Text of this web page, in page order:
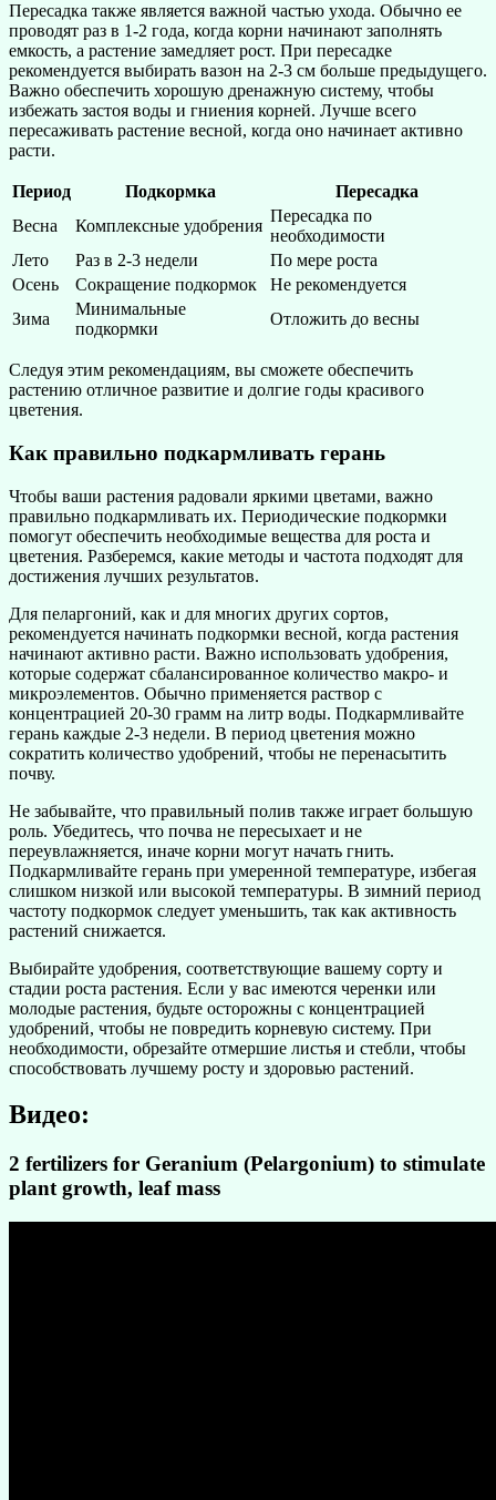
Пересадка также является важной частью ухода. Обычно ее
проводят раз в 1-2 года, когда корни начинают заполнять
емкость, а растение замедляет рост. При пересадке
рекомендуется выбирать вазон на 2-3 см больше предыдущего.
Важно обеспечить хорошую дренажную систему, чтобы
избежать застоя воды и гниения корней. Лучше всего
пересаживать растение весной, когда оно начинает активно
расти.
Период Подкормка
Пересадка
Весна
Комплексные удобрения
Пересадка по
необходимости
Лето
Раз в 2-3 недели
По мере роста
Осень
Сокращение подкормок
Не рекомендуется
Зима
Минимальные
подкормки
Отложить до весны
Следуя этим рекомендациям, вы сможете обеспечить
растению отличное развитие и долгие годы красивого
цветения.
Как правильно подкармливать герань
Чтобы ваши растения радовали яркими цветами, важно
правильно подкармливать их. Периодические подкормки
помогут обеспечить необходимые вещества для роста и
цветения. Разберемся, какие методы и частота подходят для
достижения лучших результатов.
Для пеларгоний, как и для многих других сортов,
рекомендуется начинать подкормки весной, когда растения
начинают активно расти. Важно использовать удобрения,
которые содержат сбалансированное количество макро- и
микроэлементов. Обычно применяется раствор с
концентрацией 20-30 грамм на литр воды. Подкармливайте
герань каждые 2-3 недели. В период цветения можно
сократить количество удобрений, чтобы не перенасытить
почву.
Не забывайте, что правильный полив также играет большую
роль. Убедитесь, что почва не пересыхает и не
переувлажняется, иначе корни могут начать гнить.
Подкармливайте герань при умеренной температуре, избегая
слишком низкой или высокой температуры. В зимний период
частоту подкормок следует уменьшить, так как активность
растений снижается.
Выбирайте удобрения, соответствующие вашему сорту и
стадии роста растения. Если у вас имеются черенки или
молодые растения, будьте осторожны с концентрацией
удобрений, чтобы не повредить корневую систему. При
необходимости, обрезайте отмершие листья и стебли, чтобы
способствовать лучшему росту и здоровью растений.
Видео:
2 fertilizers for Geranium (Pelargonium) to stimulate
plant growth, leaf mass